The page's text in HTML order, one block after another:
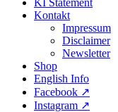
Kontakt
Impressum
Disclaimer
Newsletter
Shop
English Info
Facebook ↗︎
Instagram ↗︎